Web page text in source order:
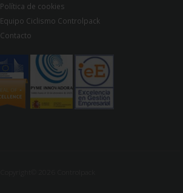
Política de cookies
Equipo Ciclismo Controlpack
Contacto